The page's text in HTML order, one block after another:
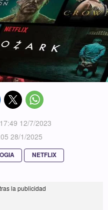
17:49 12/7/2023
28/1/2025
NETFLIX